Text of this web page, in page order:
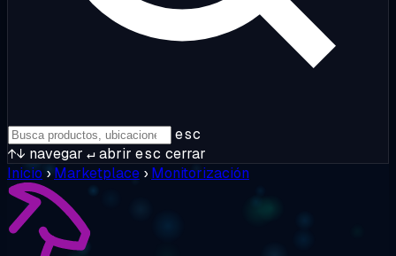
esc
↑↓ navegar ↵abrir esc cerrar
Inicio › Marketplace › Monitorización